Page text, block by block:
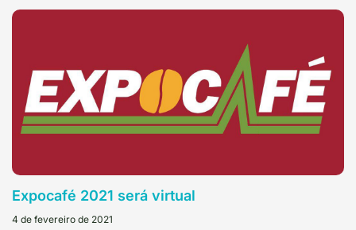
Expocafé 2021 será virtual
4 de fevereiro de 2021